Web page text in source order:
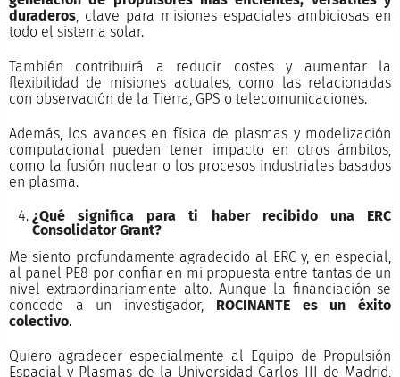
duraderos, clave para misiones espaciales ambiciosas en
todo el sistema solar.
También contribuirá a reducir costes y aumentar la
flexibilidad de misiones actuales, como las relacionadas
con observación de la Tierra, GPS o telecomunicaciones.
Además, los avances en física de plasmas y modelización
computacional pueden tener impacto en otros ámbitos,
como la fusión nuclear o los procesos industriales basados
en plasma.
¿Qué significa para ti haber recibido una ERC
Consolidator Grant?
Me siento profundamente agradecido al ERC y, en especial,
al panel PE8 por confiar en mi propuesta entre tantas de un
nivel extraordinariamente alto. Aunque la financiación se
concede a un investigador, ROCINANTE es un éxito
colectivo.
Quiero agradecer especialmente al Equipo de Propulsión
Espacial y Plasmas de la Universidad Carlos III de Madrid,